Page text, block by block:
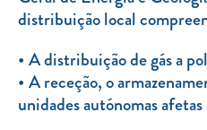
distribuição local
A distribuição de gás a
A receção, o
unidades autónomas